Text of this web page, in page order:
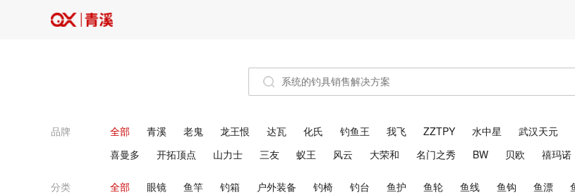
品牌 全部 青溪 老鬼 龙王恨 达瓦 化氏 钓鱼王 我飞 ZZTPY 水中星 武汉天元
喜曼多
开拓顶点 山力士 三友 蚁王 风云 大荣和 名门之秀 BW 贝欧 禧玛诺
分类 全部 眼镜 鱼竿 钓箱 户外装备 钓椅 钓台 鱼护 鱼轮 鱼线 鱼钩 鱼漂